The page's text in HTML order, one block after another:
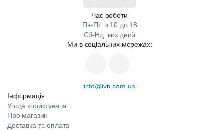
Час роботи
Пн-Пт: з 10 до 18
Сб-Нд: вихідний
Ми в соціальних мережах:
info@ivn.com.ua
Інформація
Угода користувача
Про магазин
Доставка та оплата